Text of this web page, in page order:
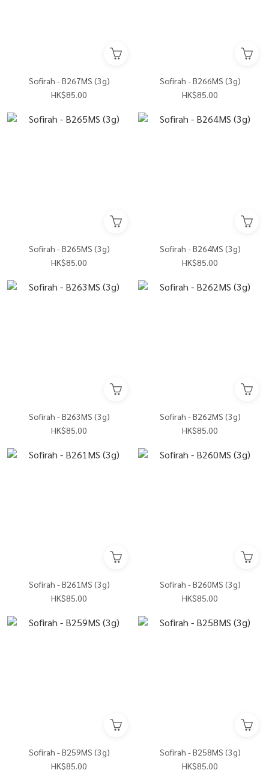
Sofirah - B267MS (3g)
HK$85.00
Sofirah - B266MS (3g)
HK$85.00
Sofirah - B265MS (3g)
HK$85.00
Sofirah - B264MS (3g)
HK$85.00
Sofirah - B263MS (3g)
HK$85.00
Sofirah - B262MS (3g)
HK$85.00
Sofirah - B261MS (3g)
HK$85.00
Sofirah - B260MS (3g)
HK$85.00
Sofirah - B259MS (3g)
HK$85.00
Sofirah - B258MS (3g)
HK$85.00